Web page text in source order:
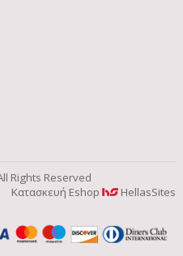
Rights Reserved
Κατασκευή Eshop
HellasSites